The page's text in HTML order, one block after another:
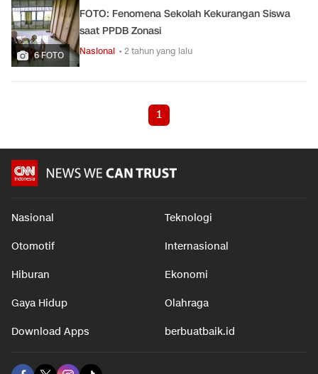
6 FOTO
FOTO: Fenomena Sekolah Kekurangan Siswa
saat PPDB Zonasi
Nasional • 2 tahun yang lalu
1
Nasional Teknologi
Otomotif Internasional
Hiburan Ekonomi
Gaya Hidup Olahraga
Download Apps berbuatbaik.id